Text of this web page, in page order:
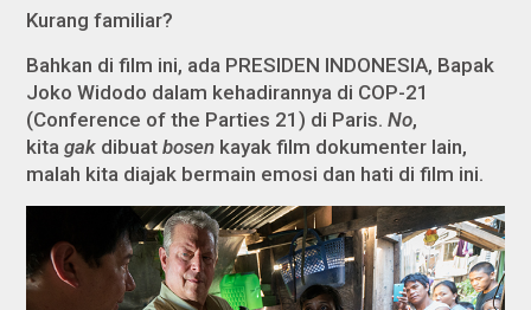
Kurang familiar?
Bahkan di film ini, ada PRESIDEN INDONESIA, Bapak
Joko Widodo dalam kehadirannya di COP-21
(Conference of the Parties 21) di Paris.No,
kitagak dibuatbosen kayak film dokumenter lain,
malah kita diajak bermain emosi dan hati di film ini.